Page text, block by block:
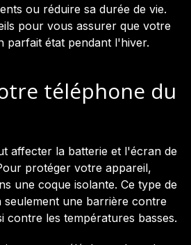
ou réduire sa durée de vie.
pour vous assurer que votre
parfait état pendant l'hiver.
téléphone du
affecter la batterie et l'écran de
protéger votre appareil,
une coque isolante. Ce type de
une barrière contre
contre les températures basses.